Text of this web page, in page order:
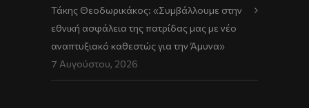
Τάκης Θεοδωρικάκος: «Συμβάλλουμε στην
εθνική ασφάλεια της πατρίδας μας με νέο
αναπτυξιακό καθεστώς για την Άμυνα»
7 Αυγούστου, 2026